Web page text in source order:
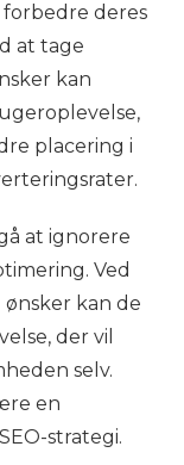
deres
at tage
kan
placering i
at ignorere
Ved
kan de
der vil
selv.
en
strategi.